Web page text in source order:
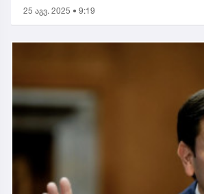
25 აგვ. 2025 • 9:19